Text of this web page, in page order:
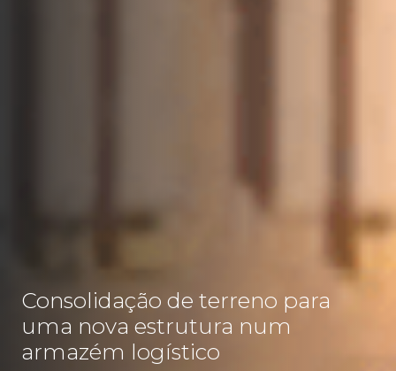
Consolidação de terreno para
uma nova estrutura num
armazém logístico